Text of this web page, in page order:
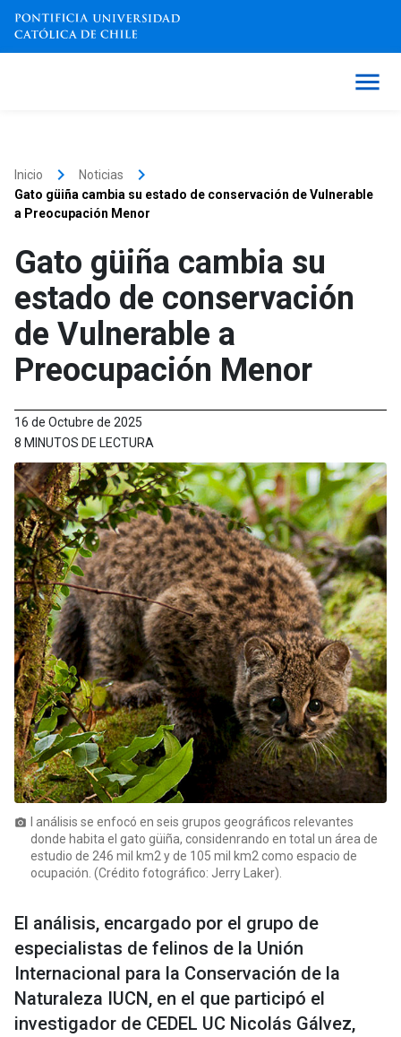
Inicio keyboard_arrow_right Noticias keyboard_arrow_right
Gato güiña cambia su estado de conservación de Vulnerable
a Preocupación Menor
Gato güiña cambia su
estado de conservación
de Vulnerable a
Preocupación Menor
16 de Octubre de 2025
8 MINUTOS DE LECTURA
photo_camera
l análisis se enfocó en seis grupos geográficos relevantes
donde habita el gato güiña, considenrando en total un área de
estudio de 246 mil km2 y de 105 mil km2 como espacio de
ocupación. (Crédito fotográfico: Jerry Laker).
El análisis, encargado por el grupo de
especialistas de felinos de la Unión
Internacional para la Conservación de la
Naturaleza IUCN, en el que participó el
investigador de CEDEL UC Nicolás Gálvez,